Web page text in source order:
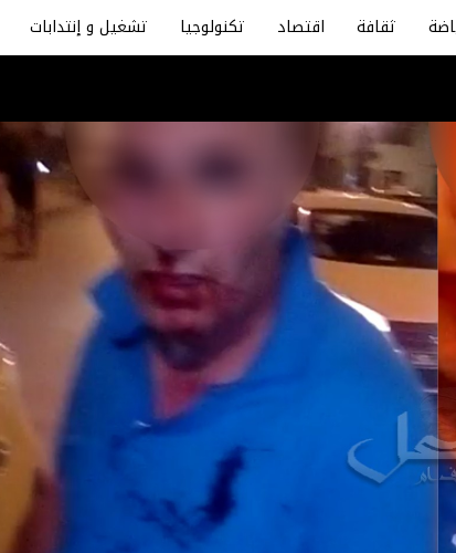
ثقافة اقتصاد تكنولوجيا تشغيل و إنتدابات